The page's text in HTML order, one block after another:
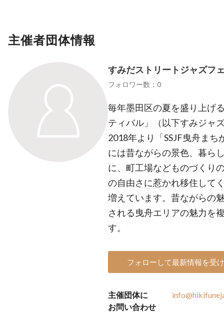
主催者団体情報
すみだストリートジャズフ
フォロワー数：0
毎年墨田区の夏を盛り上げ
ティバル」（以下すみジャ
2018年より「SSJF曳舟ま
には昔ながらの景色、暮ら
に、町工場などものづくり
の自由さに惹かれ移住して
増えています。昔ながらの
される曳舟エリアの魅力を
す。
フォローして最新情報を受
主催団体に
お問い合わせ